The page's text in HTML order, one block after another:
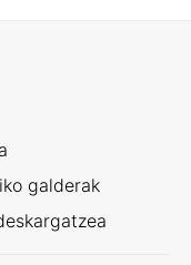
galderak